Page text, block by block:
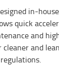
in-
quick
and
and